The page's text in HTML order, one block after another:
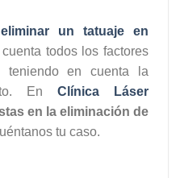
eliminar un tatuaje en
todos los factores
teniendo en cuenta la
En Clínica
Láser
en la eliminación de
tu caso.